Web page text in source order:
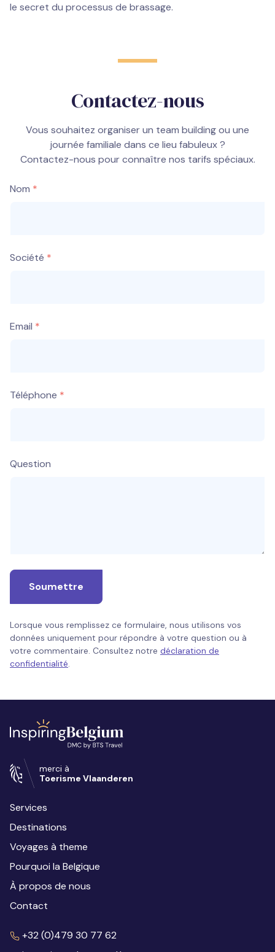
le secret du processus de brassage.
Contactez-nous
Vous souhaitez organiser un team building ou une
journée familiale dans ce lieu fabuleux ?
Contactez-nous pour connaître nos tarifs spéciaux.
Nom
Société
Email
Téléphone
Question
Soumettre
Lorsque vous remplissez ce formulaire, nous utilisons vos
données uniquement pour répondre à votre question ou à
votre commentaire. Consultez notre déclaration de
confidentialité.
merci à
Toerisme Vlaanderen
Services
Destinations
Voyages à theme
Pourquoi la Belgique
À propos de nous
Contact
+32 (0)479 30 77 62